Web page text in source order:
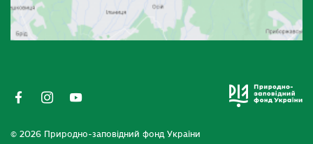
© 2026 Природно-заповідний фонд України